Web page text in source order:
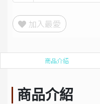
加入最愛
商品介紹
商品介紹